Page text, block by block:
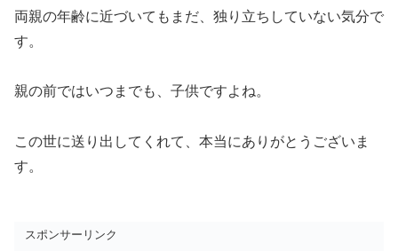
両親の年齢に近づいてもまだ、独り立ちしていない気分で
す。
親の前ではいつまでも、子供ですよね。
この世に送り出してくれて、本当にありがとうございま
す。
スポンサーリンク